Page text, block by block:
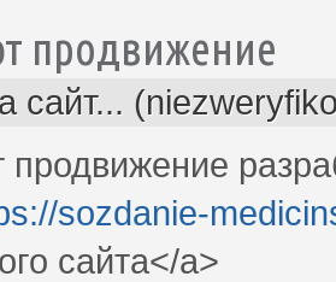
продвижение
сайт...
продвижение
sozdanie-
сайта</a>